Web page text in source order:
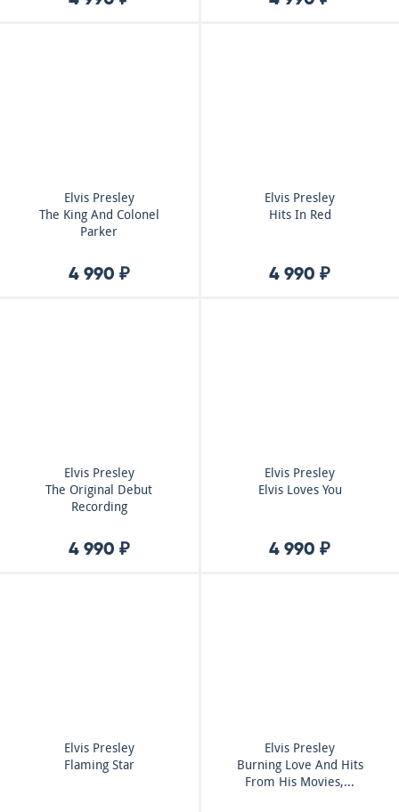
Elvis Presley
The King And Colonel
Parker
4 990 ₽
Elvis Presley
Hits In Red
4 990 ₽
Elvis Presley
The Original Debut
Recording
4 990 ₽
Elvis Presley
Elvis Loves You
4 990 ₽
Elvis Presley
Flaming Star
Elvis Presley
Burning Love And Hits
From His Movies,...